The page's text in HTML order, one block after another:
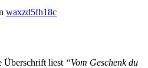
waxzd5fh18c
Überschrift liest “Vom Geschenk du